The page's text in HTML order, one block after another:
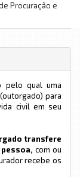
Procuração e
pelo qual uma
para
civil em seu
transfere
pessoa,com ou
recebe os